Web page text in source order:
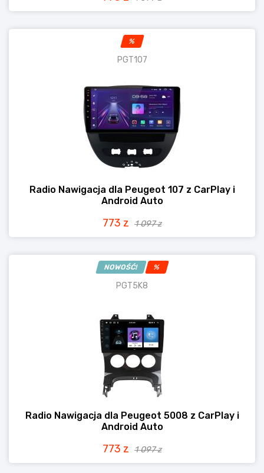
%
PGT107
Radio Nawigacja dla Peugeot 107 z CarPlay i
Android Auto
773 z 1 097 z
NOWOŚĆ! %
PGT5K8
Radio Nawigacja dla Peugeot 5008 z CarPlay i
Android Auto
773 z 1 097 z